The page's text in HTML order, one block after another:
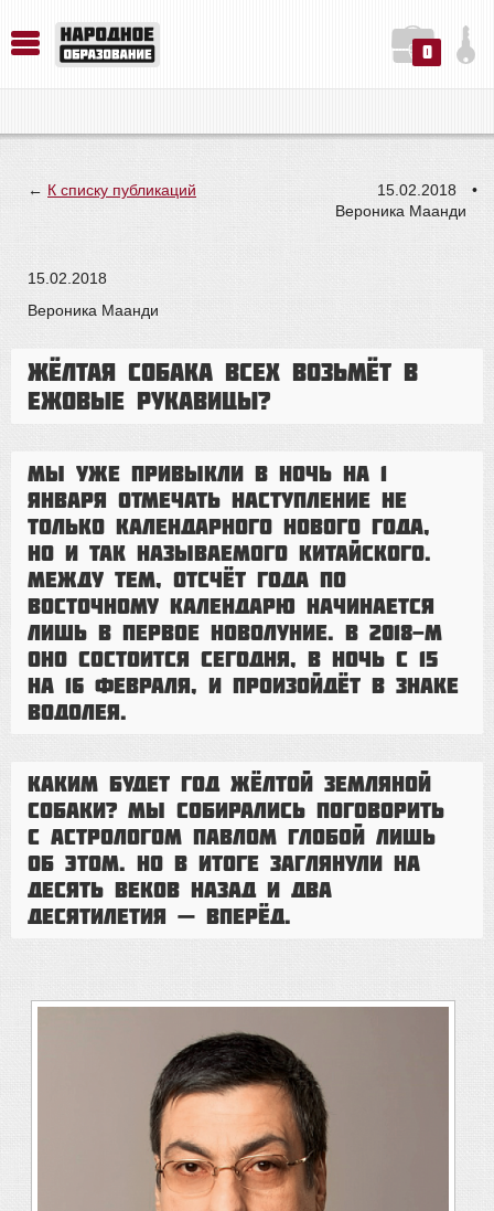
0
← К списку публикаций 15.02.2018
•
Вероника Маанди
15.02.2018
Вероника Маанди
Жёлтая Собака всех возьмёт в
ежовые рукавицы?
Мы уже привыкли в ночь на 1
января отмечать наступление не
только календарного нового года,
но и так называемого китайского.
Между тем, отсчёт года по
восточному календарю начинается
лишь в первое новолуние. В 2018-м
оно состоится сегодня, в ночь с 15
на 16 февраля, и произойдёт в знаке
Водолея.
Каким будет год Жёлтой Земляной
Собаки? Мы собирались поговорить
с астрологом Павлом Глобой лишь
об этом. Но в итоге заглянули на
десять веков назад и два
десятилетия — вперёд.